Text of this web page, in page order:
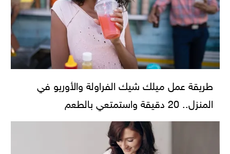
طريقة عمل ميلك شيك الفراولة والأوريو في
المنزل.. 20 دقيقة واستمتعي بالطعم